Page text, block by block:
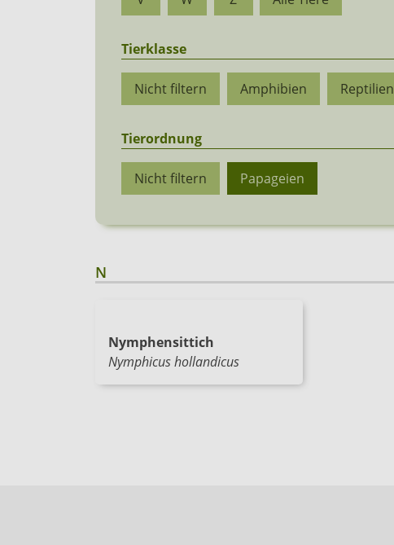
Tierklasse
Nicht filtern Amphibien Reptilien
Tierordnung
Nicht filtern Papageien
N
Nymphensittich
Nymphicus hollandicus